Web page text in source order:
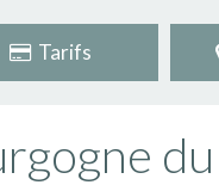
Tarifs